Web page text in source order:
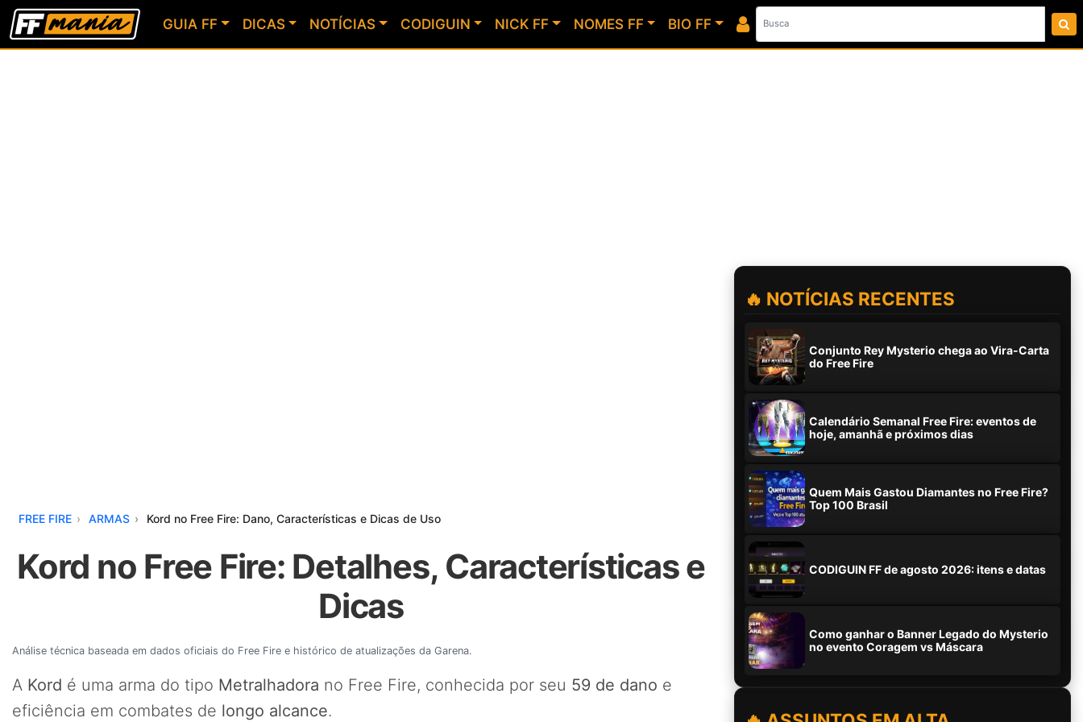
GUIA FF DICAS NOTÍCIAS CODIGUIN NICK FF NOMES FF BIO FF
FREE FIRE ARMAS Kord no Free Fire: Dano, Características e Dicas de Uso
Kord no Free Fire: Detalhes, Características e
Dicas
Análise técnica baseada em dados oficiais do Free Fire e histórico de atualizações da Garena.
A Kord é uma arma do tipo Metralhadora no Free Fire, conhecida por seu 59 de dano e
eficiência em combates de longo alcance.
🔥 NOTÍCIAS RECENTES
Conjunto Rey Mysterio chega ao Vira-Carta
do Free Fire
Calendário Semanal Free Fire: eventos de
hoje, amanhã e próximos dias
Quem Mais Gastou Diamantes no Free Fire?
Top 100 Brasil
CODIGUIN FF de agosto 2026: itens e datas
Como ganhar o Banner Legado do Mysterio
no evento Coragem vs Máscara